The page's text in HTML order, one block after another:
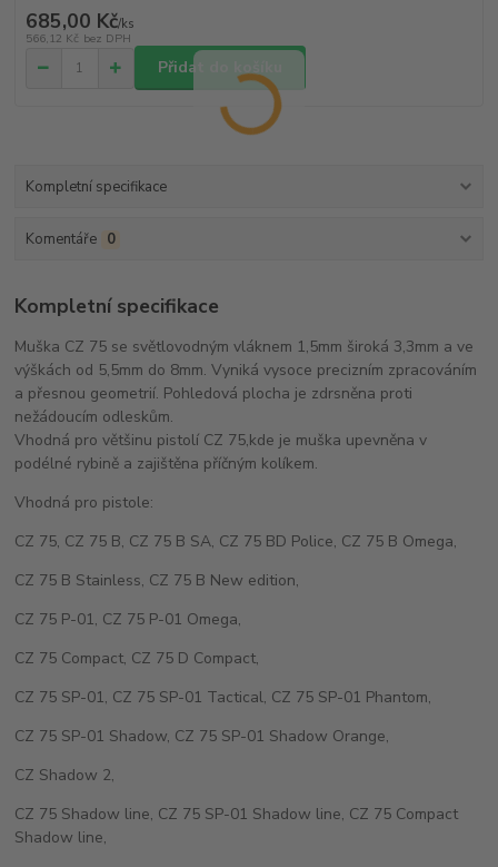
685,00 Kč/ks
566,12 Kč bez DPH
Přidat do košíku
Kompletní specifikace
Komentáře 0
Kompletní specifikace
Muška CZ 75 se světlovodným vláknem 1,5mm široká 3,3mm a ve
výškách od 5,5mm do 8mm. Vyniká vysoce precizním zpracováním
a přesnou geometrií. Pohledová plocha je zdrsněna proti
nežádoucím odleskům.
Vhodná pro většinu pistolí CZ 75,kde je muška upevněna v
podélné rybině a zajištěna příčným kolíkem.
Vhodná pro pistole:
CZ 75, CZ 75 B, CZ 75 B SA, CZ 75 BD Police, CZ 75 B Omega,
CZ 75 B Stainless, CZ 75 B New edition,
CZ 75 P-01, CZ 75 P-01 Omega,
CZ 75 Compact, CZ 75 D Compact,
CZ 75 SP-01, CZ 75 SP-01 Tactical, CZ 75 SP-01 Phantom,
CZ 75 SP-01 Shadow, CZ 75 SP-01 Shadow Orange,
CZ Shadow 2,
CZ 75 Shadow line, CZ 75 SP-01 Shadow line, CZ 75 Compact
Shadow line,